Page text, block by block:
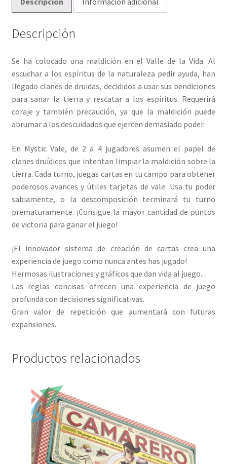
Descripción
Se ha colocado una maldición en el Valle de la Vida. Al
escuchar a los espíritus de la naturaleza pedir ayuda, han
llegado clanes de druidas, decididos a usar sus bendiciones
para sanar la tierra y rescatar a los espíritus. Requerirá
coraje y también precaución, ya que la maldición puede
abrumar a los descuidados que ejercen demasiado poder.
En Mystic Vale, de 2 a 4 jugadores asumen el papel de
clanes druídicos que intentan limpiar la maldición sobre la
tierra. Cada turno, juegas cartas en tu campo para obtener
poderosos avances y útiles tarjetas de vale. Usa tu poder
sabiamente, o la descomposición terminará tu turno
prematuramente. ¡Consigue la mayor cantidad de puntos
de victoria para ganar el juego!
¡El innovador sistema de creación de cartas crea una
experiencia de juego como nunca antes has jugado!
Hermosas ilustraciones y gráficos que dan vida al juego.
Las reglas concisas ofrecen una experiencia de juego
profunda con decisiones significativas.
Gran valor de repetición que aumentará con futuras
expansiones.
Productos relacionados